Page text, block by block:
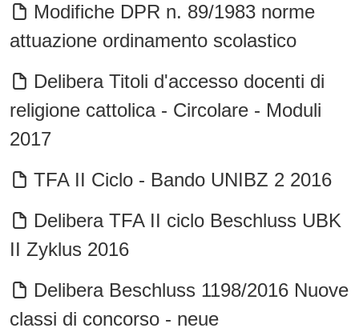
Modifiche DPR n. 89/1983 norme
attuazione ordinamento scolastico
Delibera Titoli d'accesso docenti di
religione cattolica - Circolare - Moduli
2017
TFA II Ciclo - Bando UNIBZ 2 2016
Delibera TFA II ciclo Beschluss UBK
II Zyklus 2016
Delibera Beschluss 1198/2016 Nuove
classi di concorso - neue